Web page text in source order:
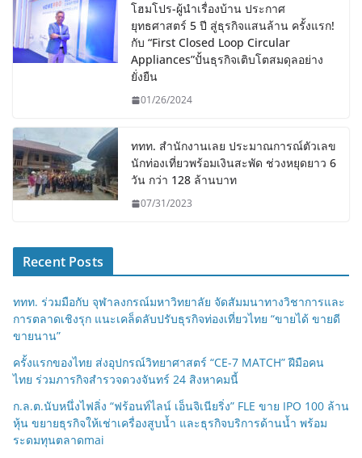
โฮมโปร-ผู้นำเรื่องบ้าน ประกาศ
ยุทธศาสตร์ 5 ปี สู่ธุรกิจแสนล้าน ครั้งแรก!
กับ “First Closed Loop Circular
Appliances”ปั้นธุรกิจเติบโตสมดุลอย่าง
ยั่งยืน
01/26/2024
ททท. สำนักงานเลย ประมาณการณ์ตัวเลข
นักท่องเที่ยวพร้อมเงินสะพัด ช่วงหยุดยาว 6
วัน กว่า 128 ล้านบาท
07/31/2023
Recent Posts
ททท. ร่วมมือกับ จุฬาลงกรณ์มหาวิทยาลัย จัดสัมมนาทางวิชาการและ
การตลาดเชิงรุก แนะเคล็ดลับปรับธุรกิจท่องเที่ยวไทย “ขายได้ ขายดี
ขายนาน”
ครั้งแรกของไทย ส่งอุปกรณ์วิทยาศาสตร์ “CE-7 MATCH” ฝีมือคน
ไทย ร่วมภารกิจสำรวจดวงจันทร์ 24 สิงหาคมนี้
ก.ล.ต.นับหนึ่งไฟลิ่ง “ฟร้อนท์ไลน์ เอ็นจิเนียริ่ง” FLE ขาย IPO 100 ล้าน
หุ้น ขยายธุรกิจให้เช่าเครื่องสูบน้ำ และธุรกิจบริการด้านน้ำ พร้อม
ระดมทุนตลาดmai